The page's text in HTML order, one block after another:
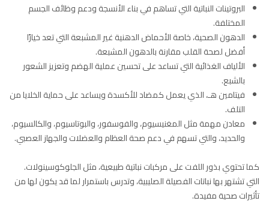
البروتينات النباتية التي تساهم في بناء الأنسجة ودعم وظائف الجسم
المختلفة.
الدهون الصحية، خاصة الأحماض الدهنية غير المشبعة التي تعد خيارًا
أفضل لصحة القلب مقارنة بالدهون المشبعة.
الألياف الغذائية التي تساعد على تحسين عملية الهضم وتعزيز الشعور
بالشبع.
فيتامين هـ، الذي يعمل كمضاد للأكسدة ويساعد على حماية الخلايا من
التلف.
معادن مهمة مثل المغنيسيوم، والفوسفور، والبوتاسيوم، والكالسيوم،
والحديد، والتي تسهم في دعم صحة العظام والعضلات والجهاز العصبي.
كما تحتوي بذور اللفت على مركبات نباتية طبيعية، مثل الجلوكوسينولات.
التي تشتهر بها نباتات الفصيلة الصليبية، وتدرس باستمرار لما قد يكون لها من
تأثيرات صحية مفيدة.